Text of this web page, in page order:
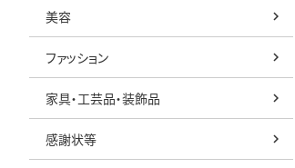
美容
ファッション
家具・工芸品・装飾品
感謝状等